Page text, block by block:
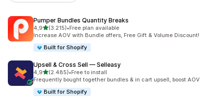
Pumper Bundles Quantity Breaks
4,95 yıldız üzerinden
(3.215)
toplam 3215 değerlendirme
•Free plan available
Increase AOV with Bundle offers, Free Gift & Volume Discount!
Built for Shopify
Upsell & Cross Sell — Selleasy
4,95 yıldız üzerinden
(2.485)
toplam 2485 değerlendirme
•Free to install
Frequently bought together bundles & in cart upsell, boost AOV
Built for Shopify